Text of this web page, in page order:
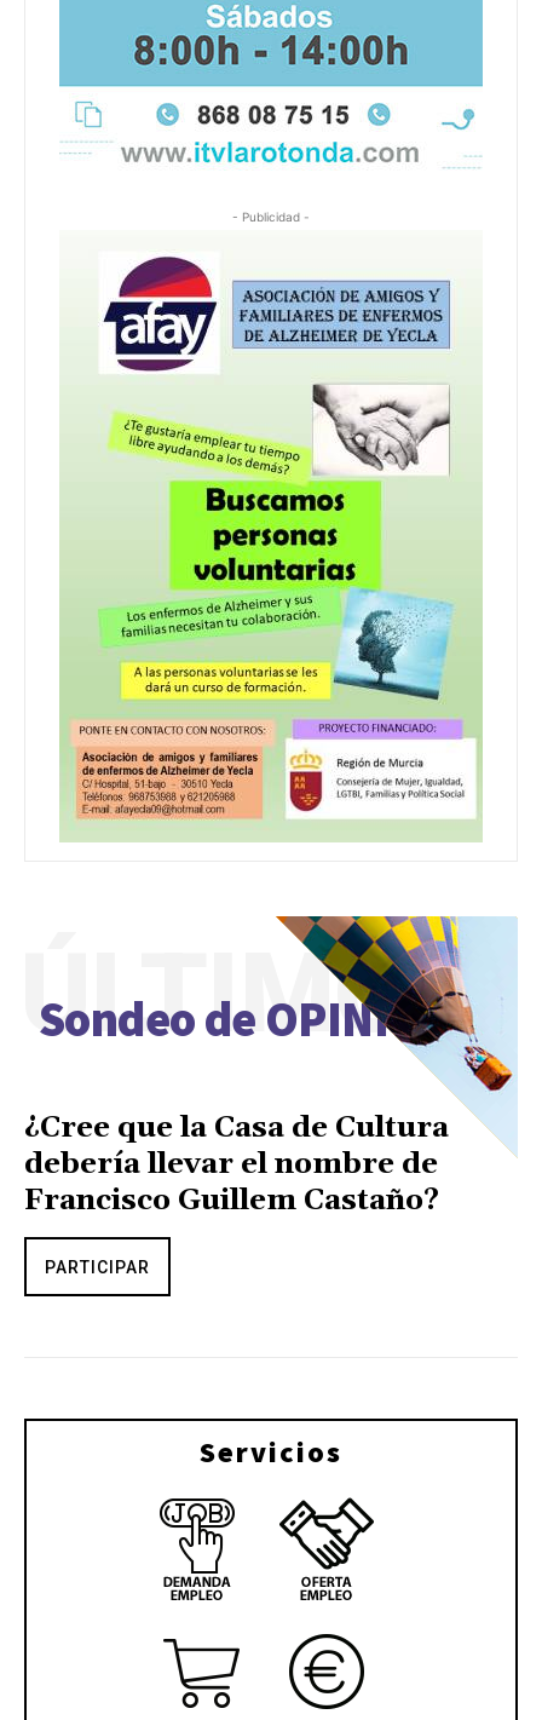
- Publicidad -
Sondeo de OPINIÓN
ÚLTIMO
¿Cree que la Casa de Cultura
debería llevar el nombre de
Francisco Guillem Castaño?
PARTICIPAR
Servicios